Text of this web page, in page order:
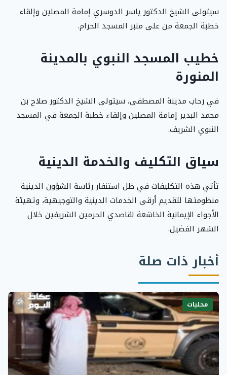
سيتولى الشيخ الدكتور ياسر الدوسري إمامة المصلين وإلقاء
خطبة الجمعة من على منبر المسجد الحرام.
خطيب المسجد النبوي بالمدينة
المنورة
في رحاب مدينة المصطفى، سيتولى الشيخ الدكتور صلاح بن
محمد البدير إمامة المصلين وإلقاء خطبة الجمعة في المسجد
النبوي الشريف.
سياق التكليف والخدمة الدينية
تأتي هذه التكليفات في ظل استنفار رئاسة الشؤون الدينية
منظومتها لتقديم أرقى الخدمات الدينية والتوجيهية، وتهيئة
الأجواء الإيمانية الخاشعة لقاصدي الحرمين الشريفين خلال
الشهر الفضيل.
أخبار ذات صلة
محليات